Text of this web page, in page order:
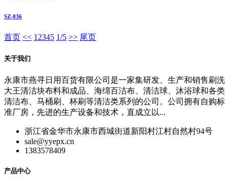
SZ-036
首页 << 1 2345 1/5 >> 尾页
关于我们
永康市燕寻日用百货有限公司是一家集研发、生产和销售刷洗
大王清洁块布料和成品、海绵百洁布、清洁球、沐浴球和各类
清洁布、马桶刷、杯刷等清洁类系列的公司。公司拥有自购标
准厂房，先进的生产设备和技术，直成立以...
浙江省金华市永康市西城街道新阳村江村自然村94号
sale@yyepx.cn
1383578409
产品中心